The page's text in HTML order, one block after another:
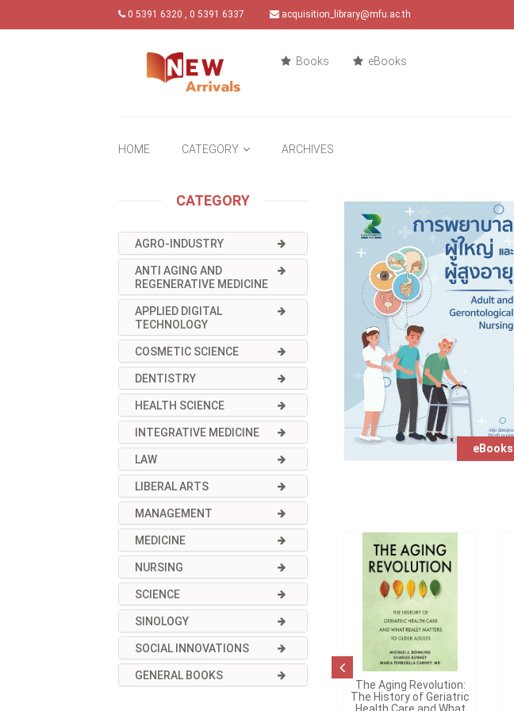
0 5391 6320 , 0 5391 6337 acquisition_library@mfu.ac.th
Books eBooks
HOME CATEGORY ARCHIVES
CATEGORY
AGRO-INDUSTRY
ANTI AGING AND
REGENERATIVE MEDICINE
APPLIED DIGITAL
TECHNOLOGY
COSMETIC SCIENCE
DENTISTRY
HEALTH SCIENCE
INTEGRATIVE MEDICINE
LAW
LIBERAL ARTS
MANAGEMENT
MEDICINE
NURSING
SCIENCE
SINOLOGY
SOCIAL INNOVATIONS
GENERAL BOOKS
eBooks
The Aging Revolution:
The History of Geriatric